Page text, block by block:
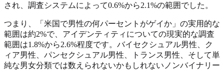
され、調査システムによって0.6%から2.1%の範囲でした。
つまり、「米国で男性の何パーセントがゲイか」の実用的な
範囲は約2%で、アイデンティティについての現実的な調査
範囲は1.8%から2.6%程度です。バイセクシュアル男性、ク
ィア男性、パンセクシュアル男性、トランス男性、そして単
純な男女分類では数えられないかもしれないノンバイナリー